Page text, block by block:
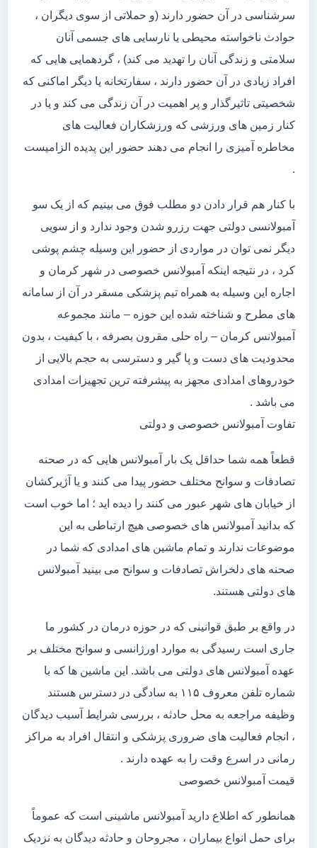
سرشناسی در آن حضور دارند (و حملاتی از سوی دیگران ،
حوادث ناخواسته محیطی یا نارسایی های جسمی آنان
سلامتی و زندگی آنان را تهدید می کند) ، گردهمایی هایی که
افراد زیادی در آن حضور دارند ، سفارتخانه یا دیگر اماکنی که
شخصیتی تاثیرگذار و پر اهمیت در آن زندگی می کند و یا در
کنار زمین های ورزشی که ورزشکاران فعالیت های
مخاطره آمیزی را انجام می دهند حضور این پدیده الزامیست
.
با کنار هم قرار دادن دو مطلب فوق می بینیم که از یک سو
آمبولانسی دولتی جهت رزرو شدن وجود ندارد و از سویی
دیگر نمی توان در مواردی از حضور این وسیله چشم پوشی
کرد ، در نتیجه اینکه آمبولانس خصوصی در شهر کرمان و
اجاره این وسیله به همراه تیم پزشکی مسقر در آن از سامانه
های مطرح و شناخته شده این حوزه – مانند مجموعه
آمبولانس کرمان – راه حلی مقرون بصرفه ، با کیفیت ، بدون
محدودیت های دست و پا گیر و دسترسی به حجم بالایی از
خودروهای امدادی مجهز به پیشرفته ترین تجهیزات امدادی
می باشد .
تفاوت آمبولانس خصوصی و دولتی
قطعاً همه شما حداقل یک بار آمبولانس هایی که در صحنه
تصادفات و سوانح مختلف حضور پیدا می کنند و یا آژیرکشان
از خیابان های شهر عبور می کنند را دیده اید ؛ اما خوب است
که بدانید آمبولانس های خصوصی هیچ ارتباطی به این
موضوعات ندارند و تمام ماشین های امدادی که شما در
صحنه های دلخراش تصادفات و سوانح می بینید آمبولانس
های دولتی هستند.
در واقع بر طبق قوانینی که در حوزه درمان در کشور ما
جاری است رسیدگی به موارد اورژانسی و سوانح مختلف بر
عهده آمبولانس های دولتی می باشد. این ماشین ها که با
شماره تلفن معروف ۱۱۵ به سادگی در دسترس هستند
وظیفه مراجعه به محل حادثه ، بررسی شرایط آسیب دیدگان
، انجام فعالیت های ضروری پزشکی و انتقال افراد به مراکز
رمانی در اسرع وقت را به عهده دارند .
قیمت آمبولانس خصوصی
همانطور که اطلاع دارید آمبولانس ماشینی است که عموماً
برای حمل انواع بیماران ، مجروحان و حادثه دیدگان به نزدیک